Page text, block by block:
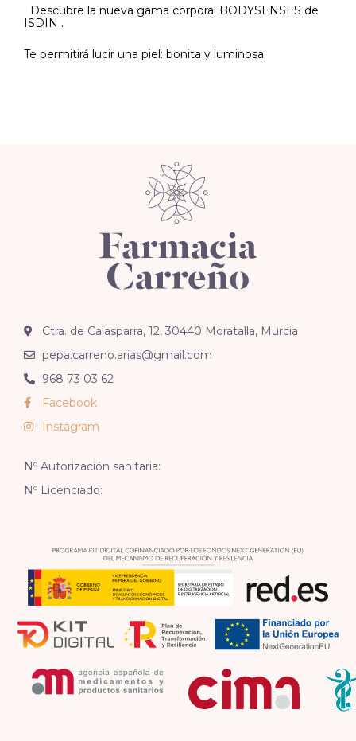
Descubre la nueva gama corporal BODYSENSES de
ISDIN .
Te permitirá lucir una piel: bonita y luminosa
Ctra. de Calasparra, 12, 30440 Moratalla, Murcia
pepa.carreno.arias@gmail.com
968 73 03 62
Facebook
Instagram
Nº Autorización sanitaria:
Nº Licenciado: